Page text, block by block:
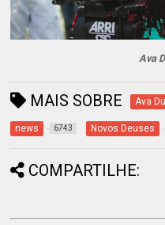
Ava
MAIS SOBRE Ava
news 6743 Novos Deuses
COMPARTILHE: